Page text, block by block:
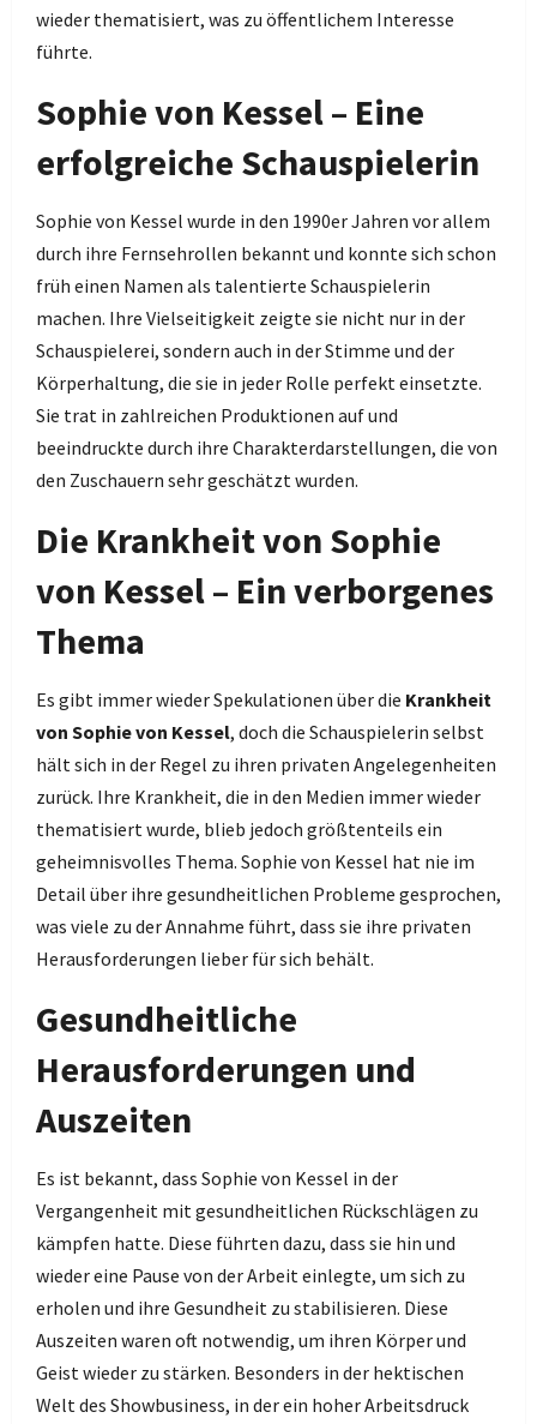
wieder thematisiert, was zu öffentlichem Interesse
führte.
Sophie von Kessel – Eine
erfolgreiche Schauspielerin
Sophie von Kessel wurde in den 1990er Jahren vor allem
durch ihre Fernsehrollen bekannt und konnte sich schon
früh einen Namen als talentierte Schauspielerin
machen. Ihre Vielseitigkeit zeigte sie nicht nur in der
Schauspielerei, sondern auch in der Stimme und der
Körperhaltung, die sie in jeder Rolle perfekt einsetzte.
Sie trat in zahlreichen Produktionen auf und
beeindruckte durch ihre Charakterdarstellungen, die von
den Zuschauern sehr geschätzt wurden.
Die Krankheit von Sophie
von Kessel – Ein verborgenes
Thema
Es gibt immer wieder Spekulationen über die Krankheit
von Sophie von Kessel, doch die Schauspielerin selbst
hält sich in der Regel zu ihren privaten Angelegenheiten
zurück. Ihre Krankheit, die in den Medien immer wieder
thematisiert wurde, blieb jedoch größtenteils ein
geheimnisvolles Thema. Sophie von Kessel hat nie im
Detail über ihre gesundheitlichen Probleme gesprochen,
was viele zu der Annahme führt, dass sie ihre privaten
Herausforderungen lieber für sich behält.
Gesundheitliche
Herausforderungen und
Auszeiten
Es ist bekannt, dass Sophie von Kessel in der
Vergangenheit mit gesundheitlichen Rückschlägen zu
kämpfen hatte. Diese führten dazu, dass sie hin und
wieder eine Pause von der Arbeit einlegte, um sich zu
erholen und ihre Gesundheit zu stabilisieren. Diese
Auszeiten waren oft notwendig, um ihren Körper und
Geist wieder zu stärken. Besonders in der hektischen
Welt des Showbusiness, in der ein hoher Arbeitsdruck